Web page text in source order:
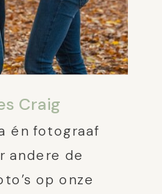
Craig
én fotograaf
andere de
op onze